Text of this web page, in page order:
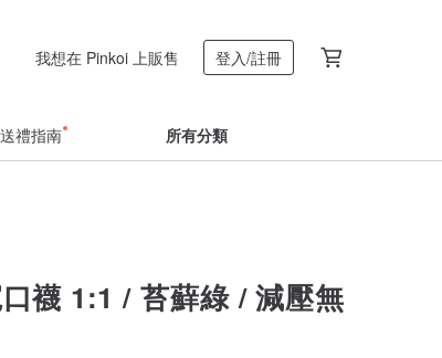
我想在 Pinkoi 上販售 登入/註冊
送禮指南 所有分類
襪 1:1 / 苔蘚綠 / 減壓無